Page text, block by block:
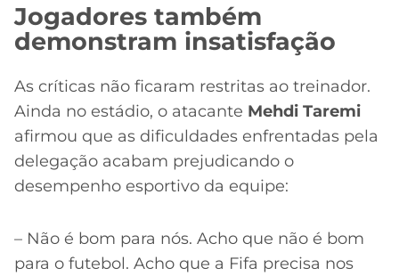
Jogadores também
demonstram insatisfação
As críticas não ficaram restritas ao treinador.
Ainda no estádio, o atacante Mehdi Taremi
afirmou que as dificuldades enfrentadas pela
delegação acabam prejudicando o
desempenho esportivo da equipe:
– Não é bom para nós. Acho que não é bom
para o futebol. Acho que a Fifa precisa nos